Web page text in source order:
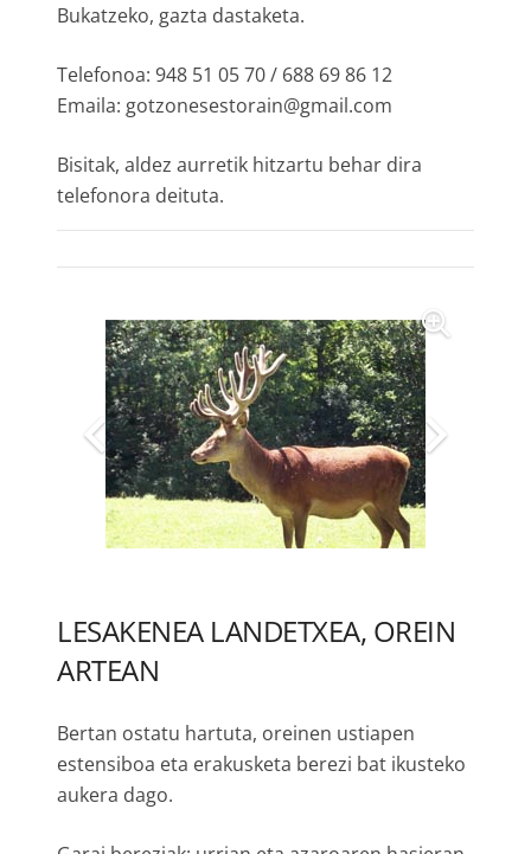
Bukatzeko, gazta dastaketa.
Telefonoa: 948 51 05 70 / 688 69 86 12
Emaila: gotzonesestorain@gmail.com
Bisitak, aldez aurretik hitzartu behar dira
telefonora deituta.
LESAKENEA LANDETXEA, OREIN
ARTEAN
Bertan ostatu hartuta, oreinen ustiapen
estensiboa eta erakusketa berezi bat ikusteko
aukera dago.